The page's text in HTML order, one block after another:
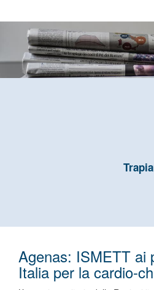
Agenas: ISMETT ai
Italia per la cardio-